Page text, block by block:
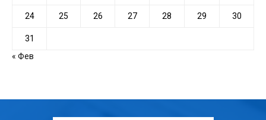
24 25 26 27 28 29 30
31
« Фев